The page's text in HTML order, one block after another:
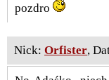
pozdro
Nick: Orfister,